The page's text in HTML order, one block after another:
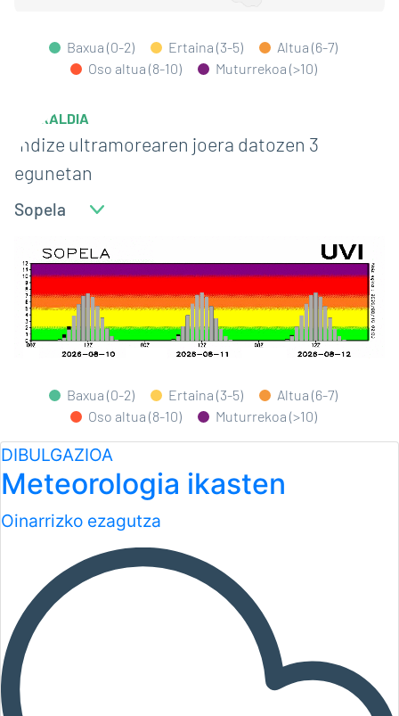
Baxua (0-2) Ertaina (3-5)
Altua (6-7)
Oso altua (8-10)
Muturrekoa (>10)
EGURALDIA
Indize ultramorearen joera datozen 3
egunetan
Aukeratu
udalerria
Baxua (0-2) Ertaina (3-5)
Altua (6-7)
Oso altua (8-10)
Muturrekoa (>10)
DIBULGAZIOA
Meteorologia ikasten
Oinarrizko ezagutza